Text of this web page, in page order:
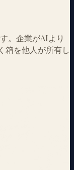
。企業がAIより
箱を他人が所有し